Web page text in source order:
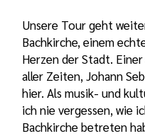
Unsere Tour geht
Bachkirche, einem
Herzen der Stadt.
aller Zeiten, Johann
hier. Als musik- und
ich nie vergessen, wie
Bachkirche betreten